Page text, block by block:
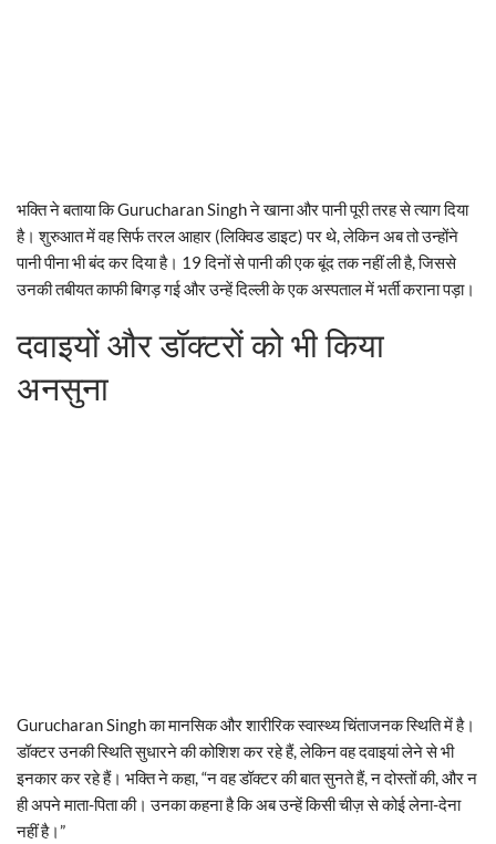
भक्ति ने बताया कि Gurucharan Singh ने खाना और पानी पूरी तरह से त्याग दिया
है। शुरुआत में वह सिर्फ तरल आहार (लिक्विड डाइट) पर थे, लेकिन अब तो उन्होंने
पानी पीना भी बंद कर दिया है। 19 दिनों से पानी की एक बूंद तक नहीं ली है, जिससे
उनकी तबीयत काफी बिगड़ गई और उन्हें दिल्ली के एक अस्पताल में भर्ती कराना पड़ा।
दवाइयों और डॉक्टरों को भी किया
अनसुना
Gurucharan Singh का मानसिक और शारीरिक स्वास्थ्य चिंताजनक स्थिति में है।
डॉक्टर उनकी स्थिति सुधारने की कोशिश कर रहे हैं, लेकिन वह दवाइयां लेने से भी
इनकार कर रहे हैं। भक्ति ने कहा, “न वह डॉक्टर की बात सुनते हैं, न दोस्तों की, और न
ही अपने माता-पिता की। उनका कहना है कि अब उन्हें किसी चीज़ से कोई लेना-देना
नहीं है।”